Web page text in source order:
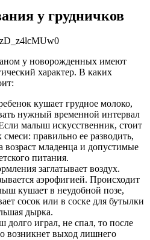
у грудничков
у новорожденных имеют
характер. В каких
кушает грудное молоко,
нужный временной интервал
малыш искусственник, стоит
правильно ее разводить,
возраст младенца и допустимые
питания.
заглатывает воздух.
аэрофигией. Происходит
кушает в неудобной позе,
сосок или в соске для бутылки
дырка.
долго играл, не спал, то после
возникнет выход лишнего